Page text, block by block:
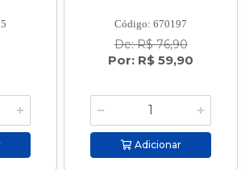
Código: 670197
De: R$ 76,90
Por: R$ 59,90
Adicionar